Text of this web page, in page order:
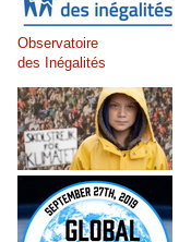
Observatoire
des Inégalités